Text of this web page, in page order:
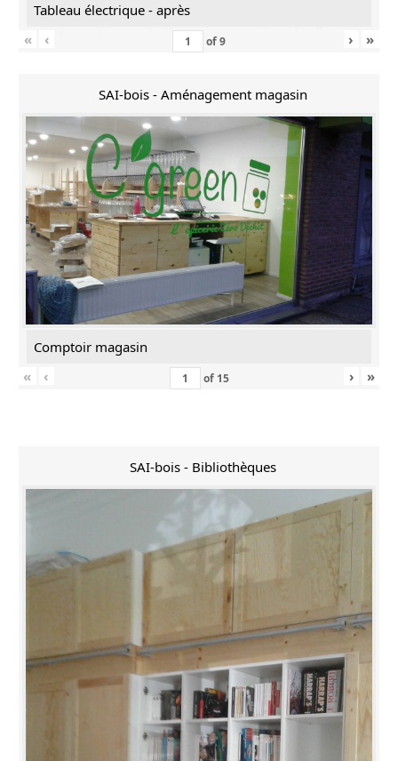
Tableau électrique - après
«
‹ of9 › »
SAI-bois - Aménagement magasin
Comptoir magasin
«
‹ of 15 › »
SAI-bois - Bibliothèques